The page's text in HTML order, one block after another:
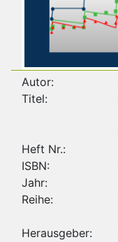
Autor:
Titel:
Heft Nr.:
ISBN:
Jahr:
Reihe:
Herausgeber: